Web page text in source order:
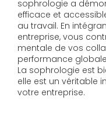
sophrologie a
efficace et
au travail. En
entreprise, vous
mentale de vos
performance
La sophrologie est
elle est un véritable
votre entreprise.